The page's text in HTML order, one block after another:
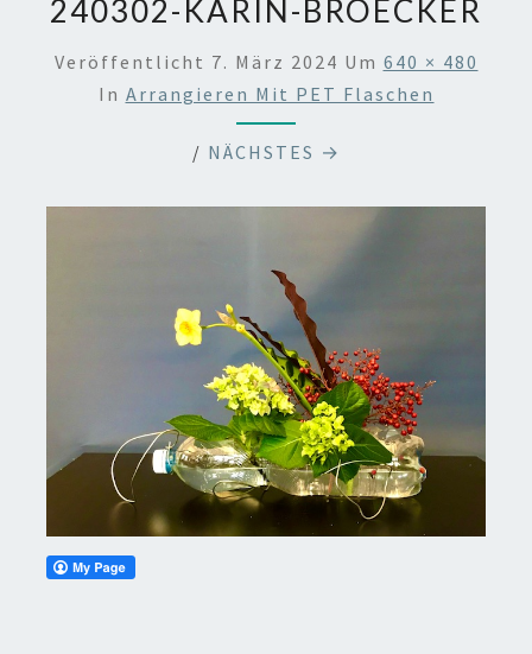
240302-KARIN-BROECKER
Veröffentlicht 7. März 2024 Um 640 × 480
In Arrangieren Mit PET Flaschen
/ NÄCHSTES →